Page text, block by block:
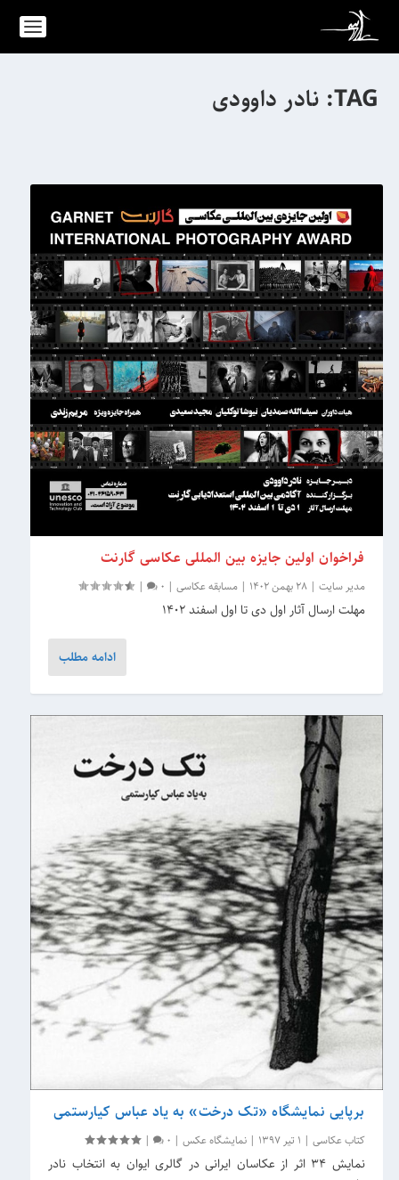
TAG: نادر داوودی
فراخوان اولین جایزه بین المللی عکاسی گارنت
مدیر سایت |28 بهمن 1402 |مسابقه عکاسی |
0
|
مهلت ارسال آثار اول دی تا اول اسفند 1402
ادامه مطلب
برپایی نمایشگاه «تک درخت» به یاد عباس کیارستمی
کتاب عکاسی | 1 تیر 1397 |نمایشگاه عکس |
0
|
نمایش 34 اثر از عکاسان ایرانی در گالری ایوان به انتخاب نادر